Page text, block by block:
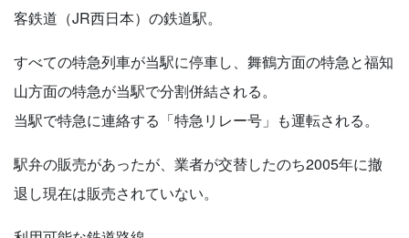
客鉄道（JR西日本）の鉄道駅。
すべての特急列車が当駅に停車し、舞鶴方面の特急と福知
山方面の特急が当駅で分割併結される。
当駅で特急に連絡する「特急リレー号」も運転される。
駅弁の販売があったが、業者が交替したのち2005年に撤
退し現在は販売されていない。